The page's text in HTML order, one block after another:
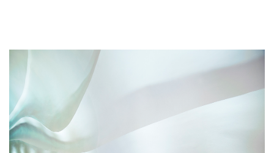
PROYECTO